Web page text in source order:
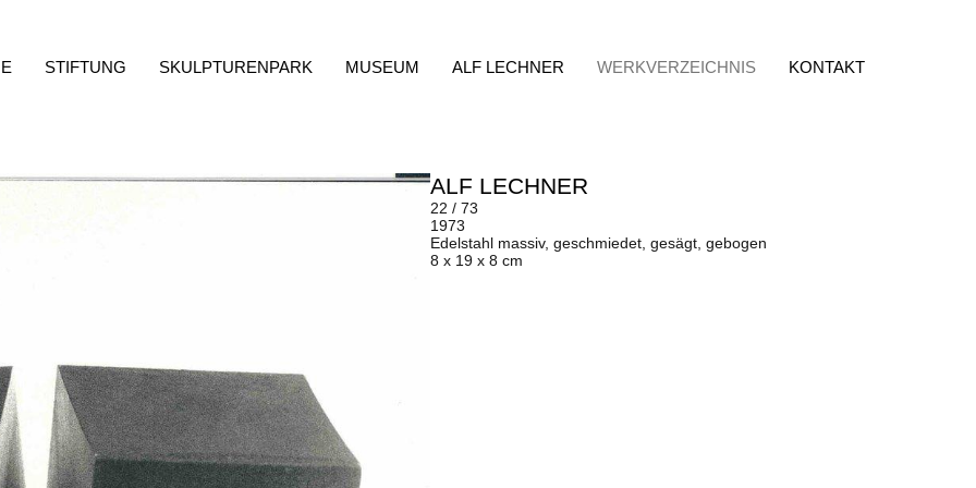
STIFTUNG SKULPTURENPARK MUSEUM ALF LECHNER WERKVERZEICHNIS KONTAKT
ALF LECHNER
22 / 73
1973
Edelstahl massiv, geschmiedet, gesägt, gebogen
8 x 19 x 8 cm